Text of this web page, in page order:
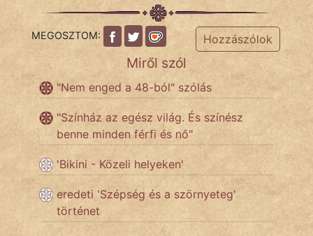
MAGYARSÁG
TÖRTÉNELEM
Népszerű szerzőink:
cinege
MEGOSZTOM: Hozzászólok
Miről szól
"Nem enged a 48-ból" szólás
"Színház az egész világ. És színész
benne minden férfi és nő"
'Bikini - Közeli helyeken'
eredeti 'Szépség és a szörnyeteg'
történet